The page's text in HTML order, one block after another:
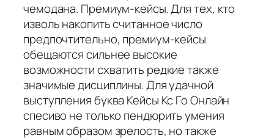
чемодана. Премиум-кейсы. Для тех, кто
изволь накопить считанное число
предпочтительно, премиум-кейсы
обещаются сильнее высокие
возможности схватить редкие также
значимые дисциплины. Для удачной
выступления буква Кейсы Кс Го Онлайн
спесиво не только пендюрить умения
равным образом зрелость, но также